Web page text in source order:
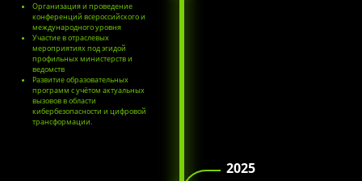
Организация и проведение
конференций всероссийского и
международного уровня
Участие в отраслевых
мероприятиях под эгидой
профильных министерств и
ведомств
Развитие образовательных
программ с учётом актуальных
вызовов в области
кибербезопасности и цифровой
трансформации.
2025